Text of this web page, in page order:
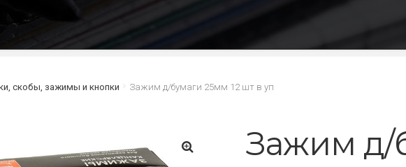
скобы, зажимы и кнопки Зажим д/бумаги 25мм 12 шт в уп
Зажим д/